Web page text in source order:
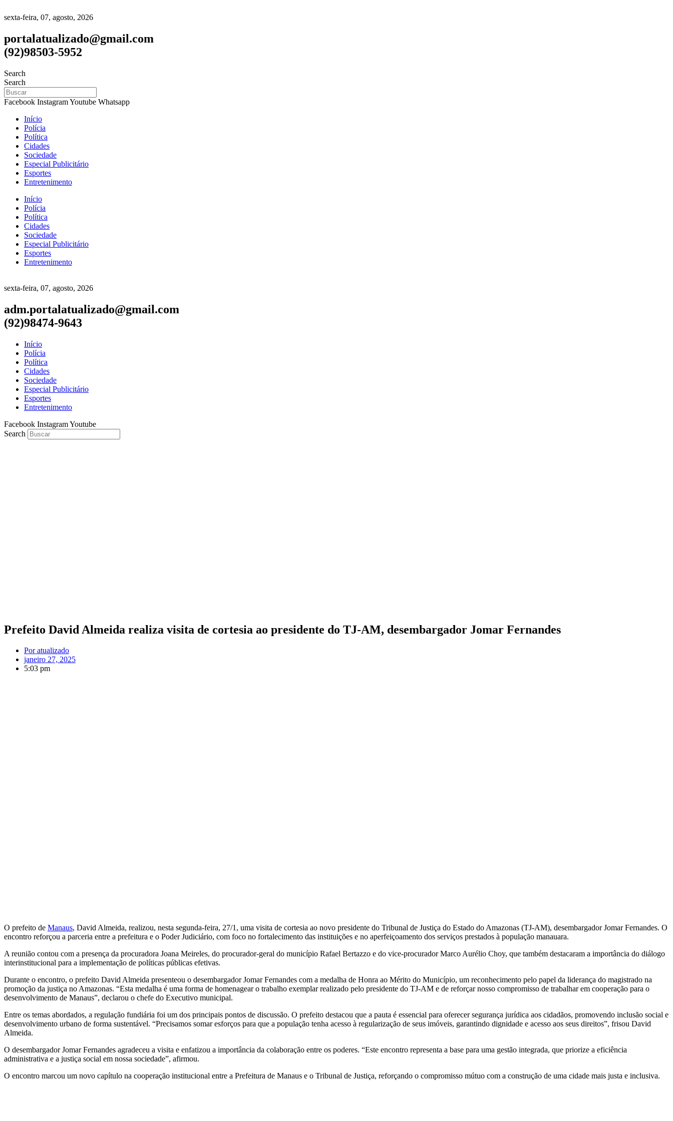
sexta-feira, 07, agosto, 2026
portalatualizado@gmail.com
(92)98503-5952
Search
Search
Facebook InstagramYoutube Whatsapp
Início
Polícia
Política
Cidades
Sociedade
Especial Publicitário
Esportes
Entretenimento
Início
Polícia
Política
Cidades
Sociedade
Especial Publicitário
Esportes
Entretenimento
sexta-feira, 07, agosto, 2026
adm.portalatualizado@gmail.com
(92)98474-9643
Início
Polícia
Política
Cidades
Sociedade
Especial Publicitário
Esportes
Entretenimento
Facebook InstagramYoutube
Search
Prefeito David Almeida realiza visita de cortesia ao presidente do TJ-AM, desembargador Jomar Fernandes
Poratualizado
janeiro 27, 2025
5:03 pm
O prefeito de Manaus, David Almeida, realizou, nesta segunda-feira, 27/1, uma visita de cortesia ao novo presidente do Tribunal de Justiça do Estado do Amazonas (TJ-AM), desembargador Jomar Fernandes. O
encontro reforçou a parceria entre a prefeitura e o Poder Judiciário, com foco no fortalecimento das instituições e no aperfeiçoamento dos serviços prestados à população manauara.
A reunião contou com a presença da procuradora Joana Meireles, do procurador-geral do município Rafael Bertazzo e do vice-procurador Marco Aurélio Choy, que também destacaram a importância do diálogo
interinstitucional para a implementação de políticas públicas efetivas.
Durante o encontro, o prefeito David Almeida presenteou o desembargador Jomar Fernandes com a medalha de Honra ao Mérito do Município, um reconhecimento pelo papel da liderança do magistrado na
promoção da justiça no Amazonas. “Esta medalha é uma forma de homenagear o trabalho exemplar realizado pelo presidente do TJ-AM e de reforçar nosso compromisso de trabalhar em cooperação para o
desenvolvimento de Manaus”, declarou o chefe do Executivo municipal.
Entre os temas abordados, a regulação fundiária foi um dos principais pontos de discussão. O prefeito destacou que a pauta é essencial para oferecer segurança jurídica aos cidadãos, promovendo inclusão social e
desenvolvimento urbano de forma sustentável. “Precisamos somar esforços para que a população tenha acesso à regularização de seus imóveis, garantindo dignidade e acesso aos seus direitos”, frisou David
Almeida.
O desembargador Jomar Fernandes agradeceu a visita e enfatizou a importância da colaboração entre os poderes. “Este encontro representa a base para uma gestão integrada, que priorize a eficiência
administrativa e a justiça social em nossa sociedade”, afirmou.
O encontro marcou um novo capítulo na cooperação institucional entre a Prefeitura de Manaus e o Tribunal de Justiça, reforçando o compromisso mútuo com a construção de uma cidade mais justa e inclusiva.